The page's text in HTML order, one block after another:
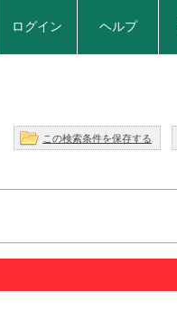
ログイン ヘルプ
この検索条件を保存する